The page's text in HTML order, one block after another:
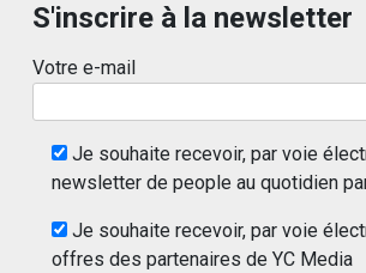
S'inscrire à la newsletter
Votre e-mail
Je souhaite recevoir, par voie
newsletter de people au quotidien
Je souhaite recevoir, par voie
offres des partenaires de YC Media